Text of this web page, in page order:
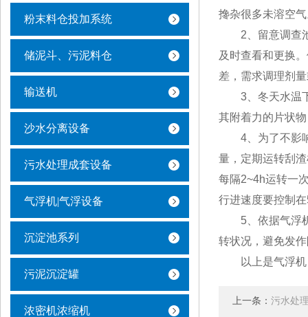
粉末料仓投加系统
储泥斗、污泥料仓
输送机
沙水分离设备
污水处理成套设备
气浮机|气浮设备
沉淀池系列
污泥沉淀罐
浓密机浓缩机
搀杂很多未溶空
2、留意调查池
及时查看和更换
差，需求调理剂
3、冬天水温下
其附着力的片状
4、为了不影响
量，定期运转刮
每隔2~4h运转一
行进速度要控制
5、依据气浮机
转状况，避免发
以上是气浮机日
上一条： 污水处